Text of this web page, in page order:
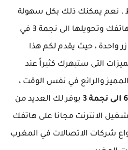
، نعم يمكنك ذلك بكل سهولة
على هاتفك وتحويلها الى نجمة 3 في
، حيث يقدم لكم هذا
التى ستبهرك كثيراً عند
والرائع في نفس الوقت ،
يوفر لك العديد من
الانترنت مجانا على هاتفك
شركات الاتصالات في المغرب